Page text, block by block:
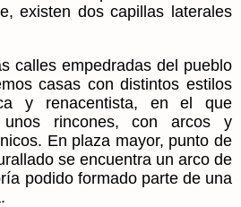
existen dos capillas laterales
calles empedradas del pueblo
casas con distintos estilos
y renacentista, en el que
unos rincones, con arcos y
En plaza mayor, punto de
se encuentra un arco de
podido formado parte de una